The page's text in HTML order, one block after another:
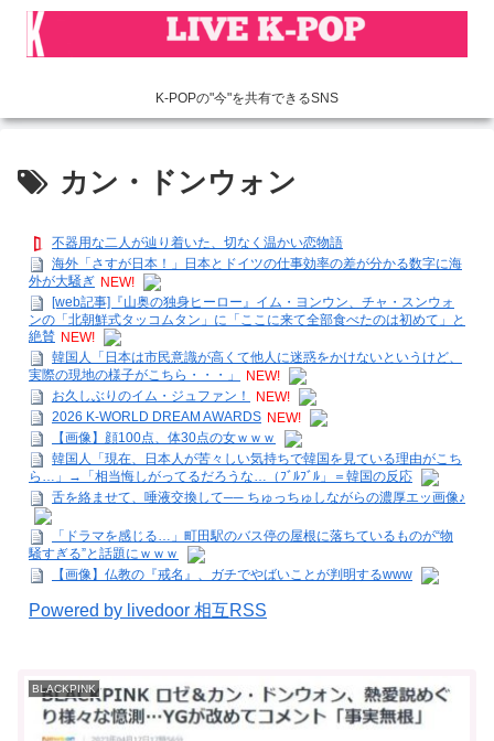
K-POPの"今"を共有できるSNS
カン・ドンウォン
不器用な二人が辿り着いた、切なく温かい恋物語
海外「さすが日本！」日本とドイツの仕事効率の差が分かる数字に海
外が大騒ぎ NEW!
[web記事]『山奥の独身ヒーロー』イム・ヨンウン、チャ・スンウォ
ンの「北朝鮮式タッコムタン」に「ここに来て全部食べたのは初めて」と
絶賛 NEW!
韓国人「日本は市民意識が高くて他人に迷惑をかけないというけど、
実際の現地の様子がこちら・・・」
NEW!
お久しぶりのイム・ジュファン！
NEW!
2026 K-WORLD DREAM AWARDS NEW!
【画像】顔100点、体30点の女ｗｗｗ
韓国人「現在、日本人が苦々しい気持ちで韓国を見ている理由がこち
ら…」→「相当悔しがってるだろうな…（ﾌﾞﾙﾌﾞﾙ」＝韓国の反応
舌を絡ませて、唾液交換して── ちゅっちゅしながらの濃厚エッ画像♪
「ドラマを感じる…」町田駅のバス停の屋根に落ちているものが“物
騒すぎる”と話題にｗｗｗ
【画像】仏教の『戒名』、ガチでやばいことが判明するwww
Powered by livedoor 相互RSS
BLACKPINK